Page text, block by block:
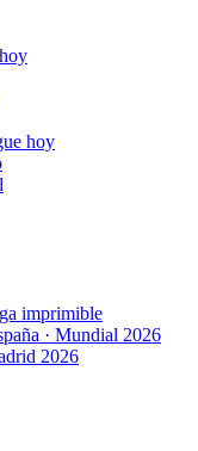
hoy
imprimible
· Mundial 2026
2026